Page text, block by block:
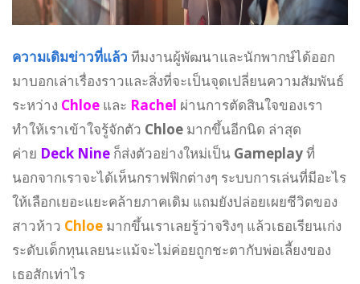
ความเดิมข่าวที่แล้ว ทีมงานผู้พัฒนาและนักพากษ์ได้ออก
มาบอกเล่าเรื่องราวและสิ่งที่จะเป็นจุดเปลี่ยนความสัมพันธ์
ระหว่าง Chloe และ Rachel ผ่านการตัดสินใจของเรา
ทำให้เราเข้าใจรู้จักตัว Chloe มากขึ้นอีกนิด ล่าสุด
ค่าย Deck Nine ก็ส่งตัวอย่างใหม่เป็น Gameplayที่
นอกจากเราจะได้เห็นกราฟฟิกต่างๆ ระบบการเล่นที่มีอะไร
ให้เลือกเยอะแยะคล้ายภาคเดิม แถมยังปล่อยเผยชีวิตของ
สาวห้าว Chloe มากขึ้นเราเลยรู้ว่าจริงๆ แล้วเธอเรียนเก่ง
ระดับเด็กทุนเลยนะแม้จะไม่ค่อยถูกชะตากับพ่อเลี้ยงของ
เธอสักเท่าไร